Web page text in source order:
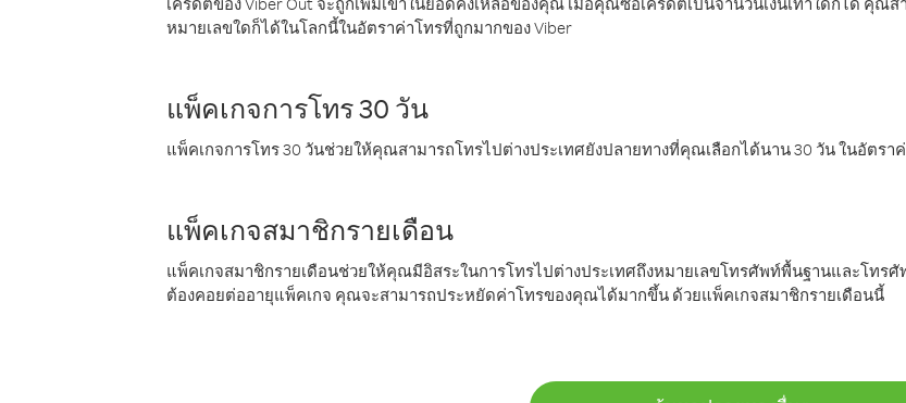
หมายเลขใดก็ได้ในโลกนี้ในอัตราค่าโทรที่ถูกมากของ Viber
แพ็คเกจการโทร 30 วัน
แพ็คเกจการโทร 30 วันช่วยให้คุณสามารถโทรไปต่างประเทศยังปลายทางที่คุณเลือกได้นาน 30 วัน ในอัตรา
แพ็คเกจสมาชิกรายเดือน
แพ็คเกจสมาชิกรายเดือนช่วยให้คุณมีอิสระในการโทรไปต่างประเทศถึงหมายเลขโทรศัพท์พื้นฐานและโทร
ต้องคอยต่ออายุแพ็คเกจ คุณจะสามารถประหยัดค่าโทรของคุณได้มากขึ้น ด้วยแพ็คเกจสมาชิกรายเดือนนี้